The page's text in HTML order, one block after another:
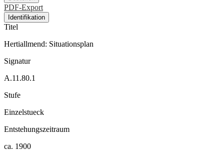
PDF-Export
Identifikation
Titel
Hertiallmend: Situationsplan
Signatur
A.11.80.1
Stufe
Einzelstueck
Entstehungszeitraum
ca. 1900